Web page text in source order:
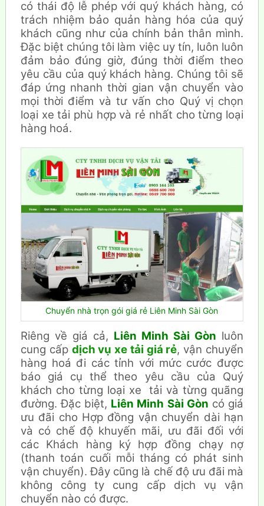
có thái độ lễ phép với quý khách hàng, có
trách nhiệm bảo quản hàng hóa của quý
khách cũng như của chính bản thân mình.
Đặc biệt chúng tôi làm việc uy tín, luôn luôn
đảm bảo đúng giờ, đúng thời điểm theo
yêu cầu của quý khách hàng. Chúng tôi sẽ
đáp ứng nhanh thời gian vận chuyển vào
mọi thời điểm và tư vấn cho Quý vị chọn
loại xe tải phù hợp và rẻ nhất cho từng loại
hàng hoá.
Chuyển nhà trọn gói giá rẻ Liên Minh Sài Gòn
Riêng về giá cả, Liên Minh Sài Gòn luôn
cung cấp dịch vụ xe tải giá rẻ, vận chuyển
hàng hoá đi các tỉnh với mức cước được
báo giá cụ thể theo yêu cầu của Quý
khách cho từng loại xe tải và từng quãng
đường. Đặc biệt, Liên Minh Sài Gòn có giá
ưu đãi cho Hợp đồng vận chuyển dài hạn
và có chế độ khuyến mãi, ưu đãi đối với
các Khách hàng ký hợp đồng chạy nợ
(thanh toán cuối mỗi tháng có phát sinh
vận chuyển). Đây cũng là chế độ ưu đãi mà
không công ty cung cấp dịch vụ vận
chuyển nào có được.